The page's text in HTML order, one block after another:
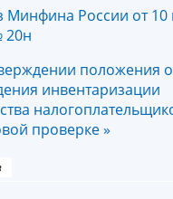
Минфина России от 10
20н
положения
инвентаризации
проверке »